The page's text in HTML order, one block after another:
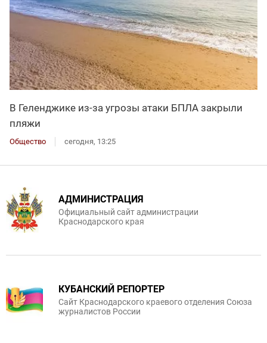
В Геленджике из-за угрозы атаки БПЛА закрыли
пляжи
Общество сегодня, 13:25
АДМИНИСТРАЦИЯ
Официальный сайт администрации
Краснодарского края
КУБАНСКИЙ РЕПОРТЕР
Сайт Краснодарского краевого отделения Союза
журналистов России